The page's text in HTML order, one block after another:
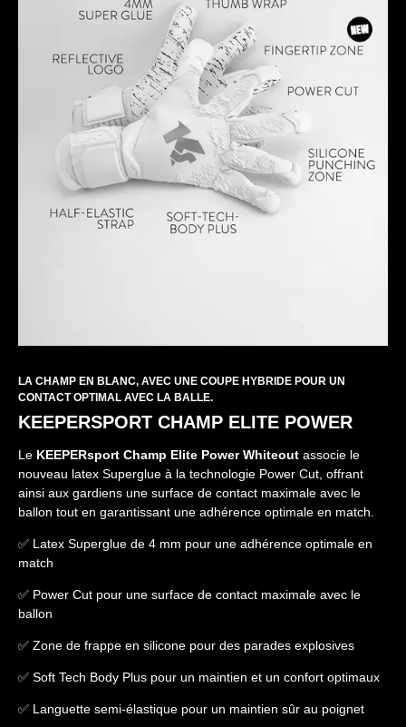
LA CHAMP EN BLANC, AVEC UNE COUPE HYBRIDE POUR UN
CONTACT OPTIMAL AVEC LA BALLE.
KEEPERSPORT CHAMP ELITE POWER
Le KEEPERsport Champ Elite Power Whiteout associe le
nouveau latex Superglue à la technologie Power Cut, offrant
ainsi aux gardiens une surface de contact maximale avec le
ballon tout en garantissant une adhérence optimale en match.
✅ Latex Superglue de 4 mm pour une adhérence optimale en
match
✅ Power Cut pour une surface de contact maximale avec le
ballon
✅ Zone de frappe en silicone pour des parades explosives
✅ Soft Tech Body Plus pour un maintien et un confort optimaux
✅ Languette semi-élastique pour un maintien sûr au poignet